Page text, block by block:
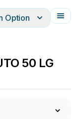
Option
50 LG